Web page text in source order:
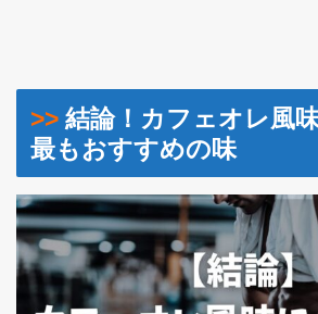
>> 結論！カフェオレ風
最もおすすめの味